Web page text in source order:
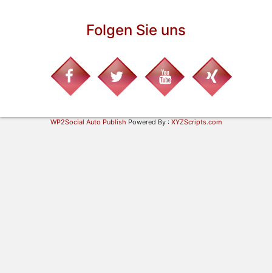
Folgen Sie uns
WP2Social Auto Publish Powered By : XYZScripts.com